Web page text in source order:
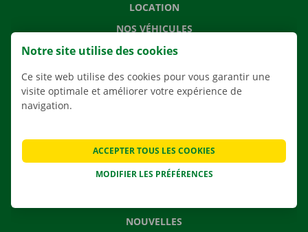
LOCATION
NOS VÉHICULES
NOS SERVICES
AGENCES
APPLI
CONTACTEZ NOUS
NOUVELLES
Notre site utilise des cookies
Ce site web utilise des cookies pour vous garantir une
visite optimale et améliorer votre expérience de
navigation.
MODIFIER LES PRÉFÉRENCES
ACCEPTER TOUS LES COOKIES